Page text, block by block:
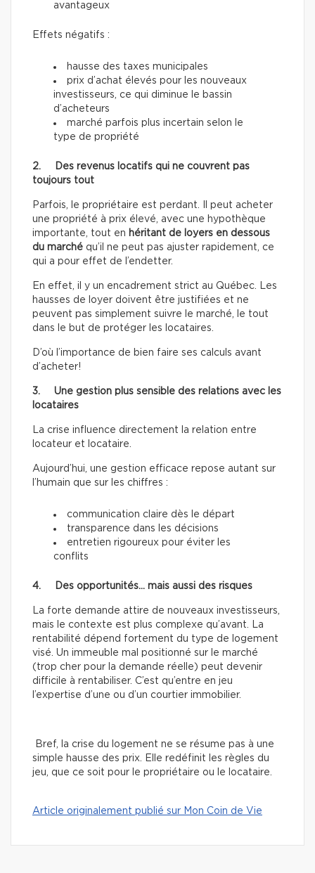
avantageux
Effets négatifs :
hausse des taxes municipales
prix d’achat élevés pour les nouveaux
investisseurs, ce qui diminue le bassin
d’acheteurs
marché parfois plus incertain selon le
type de propriété
2. Des revenus locatifs qui ne couvrent pas
toujours tout
Parfois, le propriétaire est perdant. Il peut acheter
une propriété à prix élevé, avec une hypothèque
importante, tout en héritant de loyers en dessous
du marché qu’il ne peut pas ajuster rapidement, ce
qui a pour effet de l’endetter.
En effet, il y un encadrement strict au Québec. Les
hausses de loyer doivent être justifiées et ne
peuvent pas simplement suivre le marché, le tout
dans le but de protéger les locataires.
D’où l’importance de bien faire ses calculs avant
d’acheter!
3. Une gestion plus sensible des relations avec les
locataires
La crise influence directement la relation entre
locateur et locataire.
Aujourd’hui, une gestion efficace repose autant sur
l’humain que sur les chiffres :
communication claire dès le départ
transparence dans les décisions
entretien rigoureux pour éviter les
conflits
4. Des opportunités… mais aussi des risques
La forte demande attire de nouveaux investisseurs,
mais le contexte est plus complexe qu’avant. La
rentabilité dépend fortement du type de logement
visé. Un immeuble mal positionné sur le marché
(trop cher pour la demande réelle) peut devenir
difficile à rentabiliser. C’est qu’entre en jeu
l’expertise d’une ou d’un courtier immobilier.
Bref, la crise du logement ne se résume pas à une
simple hausse des prix. Elle redéfinit les règles du
jeu, que ce soit pour le propriétaire ou le locataire.
Article originalement publié sur Mon Coin de Vie